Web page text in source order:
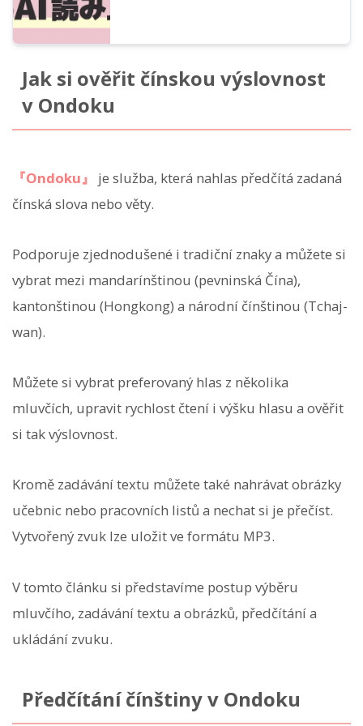
Jak si ověřit čínskou výslovnost
v Ondoku
『Ondoku』
je služba, která nahlas předčítá zadaná
čínská slova nebo věty.
Podporuje zjednodušené i tradiční znaky a můžete si
vybrat mezi mandarínštinou (pevninská Čína),
kantonštinou (Hongkong) a národní čínštinou (Tchaj-
wan).
Můžete si vybrat preferovaný hlas z několika
mluvčích, upravit rychlost čtení i výšku hlasu a ověřit
si tak výslovnost.
Kromě zadávání textu můžete také nahrávat obrázky
učebnic nebo pracovních listů a nechat si je přečíst.
Vytvořený zvuk lze uložit ve formátu MP3.
V tomto článku si představíme postup výběru
mluvčího, zadávání textu a obrázků, předčítání a
ukládání zvuku.
Předčítání čínštiny v Ondoku